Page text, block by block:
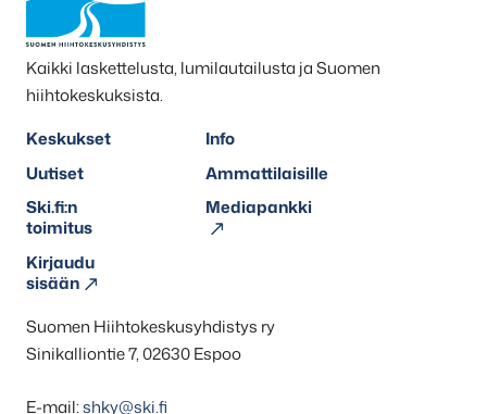
Kaikki laskettelusta, lumilautailusta ja Suomen
hiihtokeskuksista.
Keskukset
Info
Uutiset
Ammattilaisille
Ski.fi:n
toimitus
Mediapankki
Kirjaudu
sisään
Suomen Hiihtokeskusyhdistys ry
Sinikalliontie 7, 02630 Espoo
E-mail:shky@ski.fi